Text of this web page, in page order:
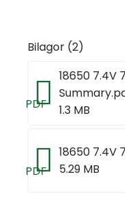
Bilagor (2)
PDF
18650 7.4V
1.3 MB
PDF
18650 7.4V
5.29 MB